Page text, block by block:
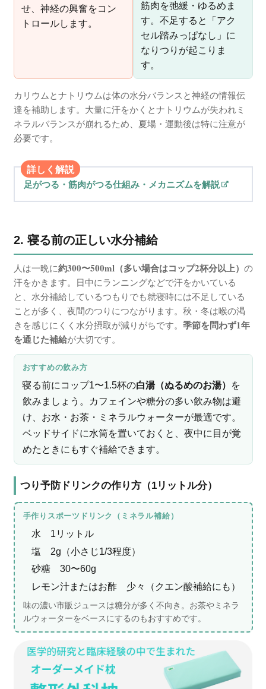
せ、神経の興奮をコン
トロールします。
筋肉を弛緩・ゆるめま
す。不足すると「アク
セル踏みっぱなし」に
なりつりが起こりま
す。
カリウムとナトリウムは体の水分バランスと神経の情報伝
達を補助します。大量に汗をかくとナトリウムが失われミ
ネラルバランスが崩れるため、夏場・運動後は特に注意が
必要です。
詳しく解説
足がつる・筋肉がつる仕組み・メカニズムを解説
2. 寝る前の正しい水分補給
人は一晩に約300〜500ml（多い場合はコップ2杯分以上） の
汗をかきます。日中にランニングなどで汗をかいている
と、水分補給しているつもりでも就寝時には不足している
ことが多く、夜間のつりにつながります。秋・冬は喉の渇
きを感じにくく水分摂取が減りがちです。 季節を問わず1年
を通じた補給が大切です。
おすすめの飲み方
寝る前にコップ1〜1.5杯の白湯（ぬるめのお湯）
を
飲みましょう。カフェインや糖分の多い飲み物は避
け、お水・お茶・ミネラルウォーターが最適です。
ベッドサイドに水筒を置いておくと、夜中に目が覚
めたときにもすぐ補給できます。
つり予防ドリンクの作り方（1リットル分）
手作りスポーツドリンク（ミネラル補給）
水 1リットル
塩 2g（小さじ1/3程度）
砂糖 30〜60g
レモン汁またはお酢 少々（クエン酸補給にも）
味の濃い市販ジュースは糖分が多く不向き。お茶やミネラ
ルウォーターをベースにするのもおすすめです。